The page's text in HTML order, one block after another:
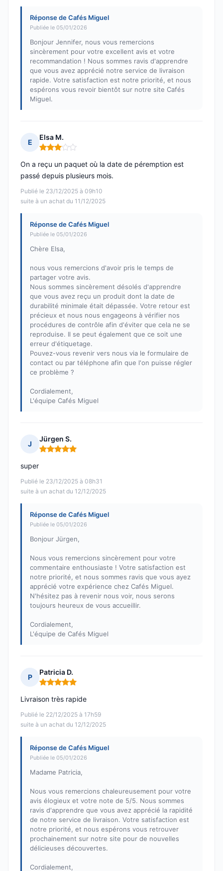
Réponse de Cafés Miguel
Publiée le 05/01/2026
Bonjour Jennifer, nous vous remercions
sincèrement pour votre excellent avis et votre
recommandation ! Nous sommes ravis d'apprendre
que vous avez apprécié notre service de livraison
rapide. Votre satisfaction est notre priorité, et nous
espérons vous revoir bientôt sur notre site Cafés
Miguel.
E
Elsa M.
Note : 3 sur 5
Publié le 23/12/2025 à 09h10
suite à un achat du 11/12/2025
On a reçu un paquet où la date de péremption est
passé depuis plusieurs mois.
Réponse de Cafés Miguel
Publiée le 05/01/2026
Chère Elsa,
nous vous remercions d'avoir pris le temps de
partager votre avis.
Nous sommes sincèrement désolés d'apprendre
que vous avez reçu un produit dont la date de
durabilité minimale était dépassée. Votre retour est
précieux et nous nous engageons à vérifier nos
procédures de contrôle afin d'éviter que cela ne se
reproduise. Il se peut également que ce soit une
erreur d'étiquetage.
Pouvez-vous revenir vers nous via le formulaire de
contact ou par téléphone afin que l'on puisse régler
ce problème ?
Cordialement,
L'équipe Cafés Miguel
J
Jürgen S.
Note : 5 sur 5
Publié le 23/12/2025 à 08h31
suite à un achat du 12/12/2025
super
Réponse de Cafés Miguel
Publiée le 05/01/2026
Bonjour Jürgen,
Nous vous remercions sincèrement pour votre
commentaire enthousiaste ! Votre satisfaction est
notre priorité, et nous sommes ravis que vous ayez
apprécié votre expérience chez Cafés Miguel.
N'hésitez pas à revenir nous voir, nous serons
toujours heureux de vous accueillir.
Cordialement,
L'équipe de Cafés Miguel
P
Patricia D.
Note : 5 sur 5
Publié le 22/12/2025 à 17h59
suite à un achat du 12/12/2025
Livraison très rapide
Réponse de Cafés Miguel
Publiée le 05/01/2026
Madame Patricia,
Nous vous remercions chaleureusement pour votre
avis élogieux et votre note de 5/5. Nous sommes
ravis d'apprendre que vous avez apprécié la rapidité
de notre service de livraison. Votre satisfaction est
notre priorité, et nous espérons vous retrouver
prochainement sur notre site pour de nouvelles
délicieuses découvertes.
Cordialement,